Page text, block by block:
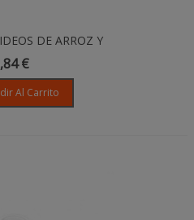
DE ARROZ Y
- 500GR
€
Al Carrito